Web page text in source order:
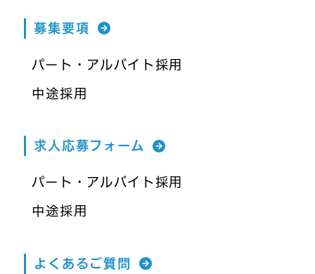
募集要項
パート・アルバイト採用
中途採用
求人応募フォーム
パート・アルバイト採用
中途採用
よくあるご質問